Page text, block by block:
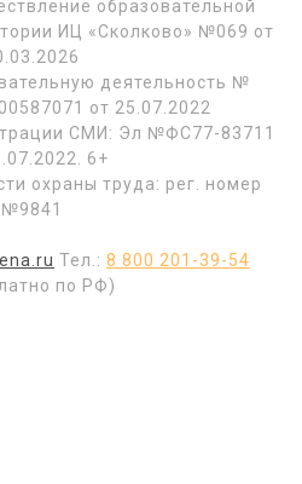
образовательной
ИЦ «Сколково» №069 от
деятельность №
от 25.07.2022
СМИ: Эл №ФС77-83711
6+
охраны труда: рег. номер
№9841
Тел.: 8 800 201-39-54
по РФ)